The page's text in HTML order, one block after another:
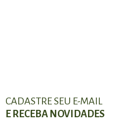
CADASTRE SEU E-MAIL
E RECEBA NOVIDADES